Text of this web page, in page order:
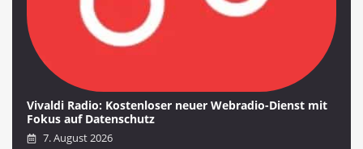
Vivaldi Radio: Kostenloser neuer Webradio-Dienst mit
Fokus auf Datenschutz
7. August 2026